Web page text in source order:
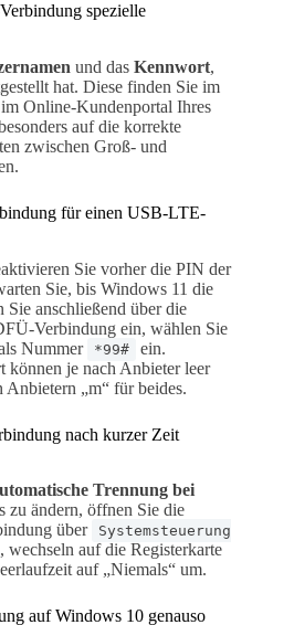
spezielle
und das Kennwort,
hat. Diese finden Sie im
Online-Kundenportal Ihres
auf die korrekte
zwischen Groß- und
für einen USB-LTE-
Sie vorher die PIN der
Sie, bis Windows 11 die
anschließend über die
Verbindung ein, wählen Sie
Nummer
*99#
ein.
können je nach Anbieter leer
„m“ für beides.
nach kurzer Zeit
Trennung bei
ändern, öffnen Sie die
über
Systemsteuerung
, wechseln auf die Registerkarte
auf „Niemals“ um.
auf Windows 10 genauso